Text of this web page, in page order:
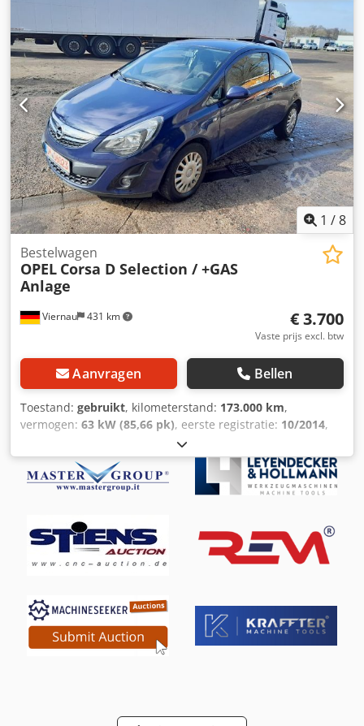
1 /8
Viernau 431 km
Bestelwagen
OPEL Corsa D Selection / +GAS
Anlage
€ 3.700
Vaste prijs excl. btw
Aanvragen Bellen
Toestand: gebruikt, kilometerstand: 173.000 km,
vermogen: 63 kW (85,66 pk), eerste registratie: 10/2014,
, CO₂-emissies:
brandstofverbruik (stadsverkeer):9,3 l/100 km,
brandstofverbruik (buiten de stad):
5,8 l/100 km,
brandstofverbruik (gecombineerd):7,1 l/100 km, kleur:
zitplaatsen:5, Uitrusting:
ABS, airconditioning, centrale
vergrendeling, elektronisch stabiliteitsprogramma (ESP)
Speciale uitrusting: Audio bediening op het stuurwiel,
voorbereiding voor mobiele telefoon met Bluetooth-
interface Csdpfx Acjmid Hps Isrf Overige uitrusting:
Bijrijdersairbag uitschakelbaar, airbags voor bestuurder
remkrachtverdeling (EBD), elektronische tractiecontrole,